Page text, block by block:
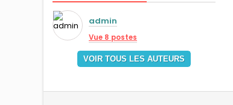
admin
Vue 8 postes
VOIR TOUS LES AUTEURS